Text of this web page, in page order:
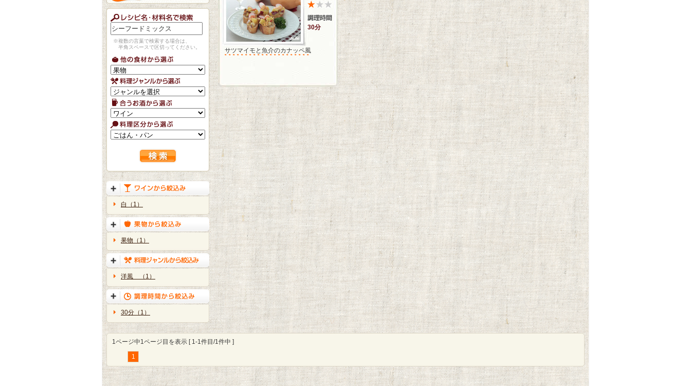
※複数の言葉で検索する場合は、
半角スペースで区切ってください。
白（1）
果物（1）
洋風 （1）
30分（1）
30分
サツマイモと魚介のカナッペ風
1ページ中1ページ目を表示 [ 1-1件目/1件中 ]
1